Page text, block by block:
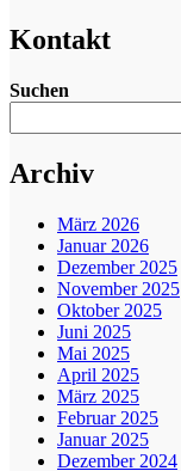
Kontakt
Suchen
Archiv
März 2026
Januar 2026
Dezember 2025
November 2025
Oktober 2025
Juni 2025
Mai 2025
April 2025
März 2025
Februar 2025
Januar 2025
Dezember 2024